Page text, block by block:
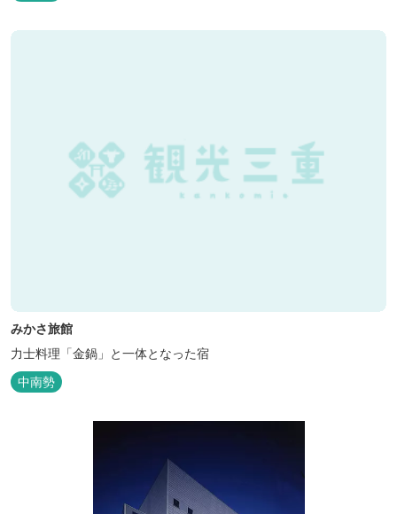
みかさ旅館
力士料理「金鍋」と一体となった宿
中南勢